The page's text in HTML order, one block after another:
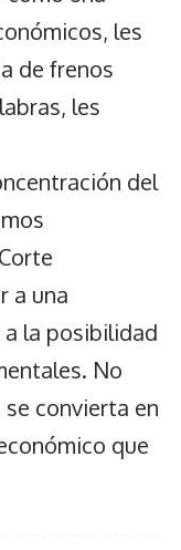
les
de frenos
les
del
a una
la posibilidad
No
convierta en
que